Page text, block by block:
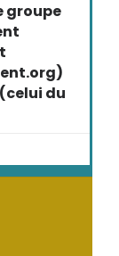
groupe
du